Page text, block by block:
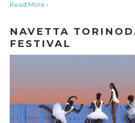
Read More ›
NAVETTA
FESTIVAL